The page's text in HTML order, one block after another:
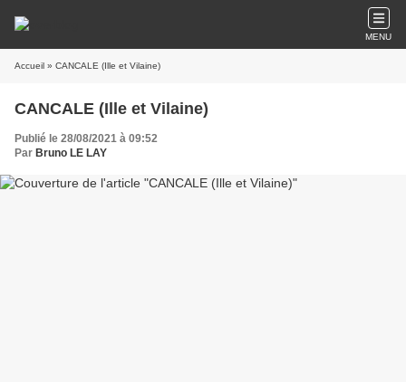
MENU
Accueil » CANCALE (Ille et Vilaine)
CANCALE (Ille et Vilaine)
Publié le 28/08/2021 à 09:52
Par Bruno LE LAY